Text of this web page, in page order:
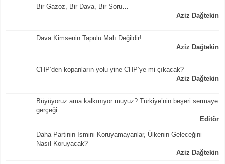
Bir Gazoz, Bir Dava, Bir Soru…
Aziz Dağtekin
Dava Kimsenin Tapulu Malı Değildir!
Aziz Dağtekin
CHP’den kopanların yolu yine CHP’ye mi çıkacak?
Aziz Dağtekin
Büyüyoruz ama kalkınıyor muyuz? Türkiye’nin beşeri sermaye
gerçeği
Editör
Daha Partinin İsmini Koruyamayanlar, Ülkenin Geleceğini
Nasıl Koruyacak?
Aziz Dağtekin